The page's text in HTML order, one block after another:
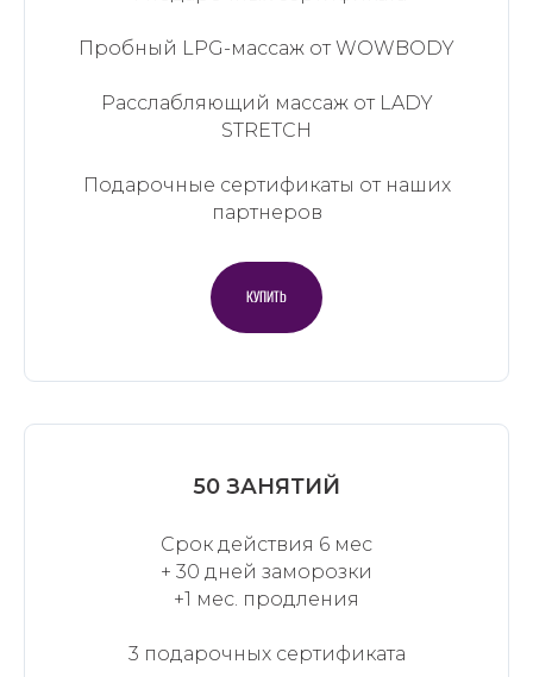
Пробный LPG-массаж от WOWBODY
Расслабляющий массаж от LADY
STRETCH
Подарочные сертификаты от наших
партнеров
КУПИТЬ
50 ЗАНЯТИЙ
Срок действия 6 мес
+ 30 дней заморозки
+1 мес. продления
3 подарочных сертификата